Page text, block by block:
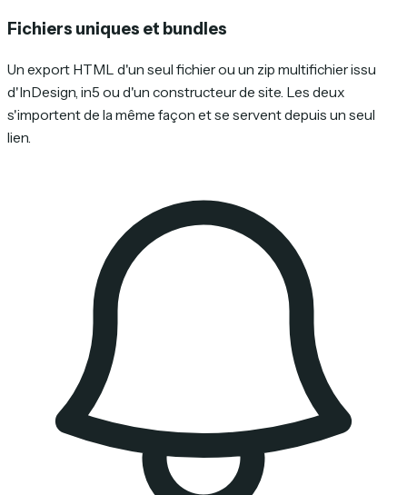
Fichiers uniques et bundles
Un export HTML d'un seul fichier ou un zip multifichier issu
d'InDesign, in5 ou d'un constructeur de site. Les deux
s'importent de la même façon et se servent depuis un seul
lien.